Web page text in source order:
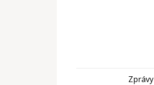
Zprávy